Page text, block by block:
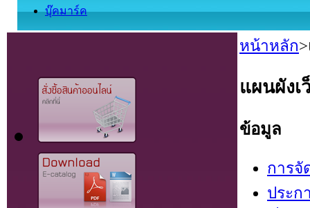
บุ๊คมาร์ค
หน้าหลัก>
แผนผังเ
ข้อมูล
การจั
ประก